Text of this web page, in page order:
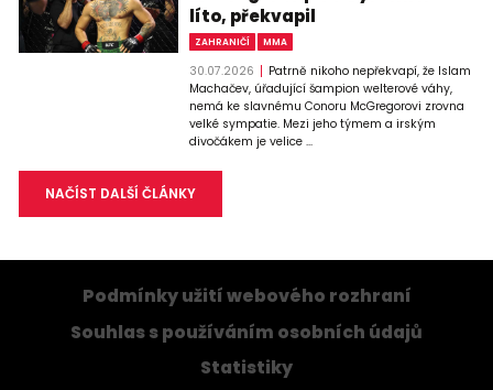
líto, překvapil
ZAHRANIČÍ MMA
30.07.2026
Patrně nikoho nepřekvapí, že Islam
Machačev, úřadující šampion welterové váhy,
nemá ke slavnému Conoru McGregorovi zrovna
velké sympatie. Mezi jeho týmem a irským
divočákem je velice ...
NAČÍST DALŠÍ ČLÁNKY
Podmínky užití webového rozhraní
Souhlas s používáním osobních údajů
Statistiky